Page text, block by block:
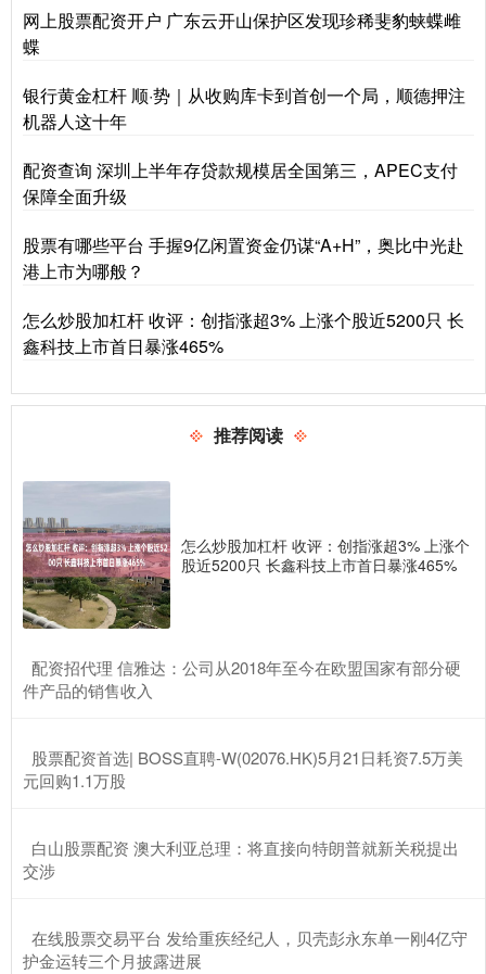
网上股票配资开户 广东云开山保护区发现珍稀斐豹蛱蝶雌
蝶
银行黄金杠杆 顺·势｜从收购库卡到首创一个局，顺德押注
机器人这十年
配资查询 深圳上半年存贷款规模居全国第三，APEC支付
保障全面升级
股票有哪些平台 手握9亿闲置资金仍谋“A+H”，奥比中光赴
港上市为哪般？
怎么炒股加杠杆 收评：创指涨超3% 上涨个股近5200只 长
鑫科技上市首日暴涨465%
推荐阅读
怎么炒股加杠杆 收评：创指涨超3% 上涨个
股近5200只 长鑫科技上市首日暴涨465%
​配资招代理 信雅达：公司从2018年至今在欧盟国家有部分硬
件产品的销售收入
​股票配资首选| BOSS直聘-W(02076.HK)5月21日耗资7.5万美
元回购1.1万股
​白山股票配资 澳大利亚总理：将直接向特朗普就新关税提出
交涉
​在线股票交易平台 发给重疾经纪人，贝壳彭永东单一刚4亿守
护金运转三个月披露进展